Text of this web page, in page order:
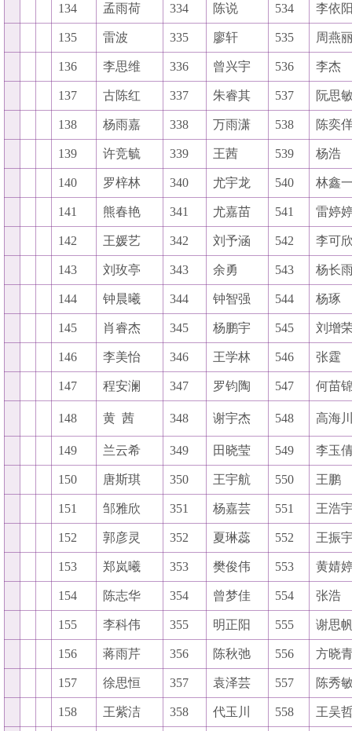
134 孟雨荷 334 陈说 534 李依
135 雷波 335 廖轩 535 周燕
136 李思维 336 曾兴宇 536 李杰
137 古陈红 337 朱睿其 537 阮思
138 杨雨嘉 338 万雨潇 538 陈奕
139 许竞毓 339 王茜 539 杨浩
140 罗梓林 340 尤宇龙 540 林鑫
141 熊春艳 341 尤嘉苗 541 雷婷
142 王媛艺 342 刘予涵 542 李可
143 刘玫亭 343 余勇 543 杨长
144 钟晨曦 344 钟智强 544 杨琢
145 肖睿杰 345 杨鹏宇 545 刘增
146 李美怡 346 王学林 546 张霆
147 程安澜 347 罗钧陶 547 何苗
148 黄 茜 348 谢宇杰 548 高海
149 兰云希 349 田晓莹 549 李玉
150 唐斯琪 350 王宇航 550 王鹏
151 邹雅欣 351 杨嘉芸 551 王浩
152 郭彦灵 352 夏琳蕊 552 王振
153 郑岚曦 353 樊俊伟 553 黄婧
154 陈志华 354 曾梦佳 554 张浩
155 李科伟 355 明正阳 555 谢思
156 蒋雨芹 356 陈秋弛 556 方晓
157 徐思恒 357 袁泽芸 557 陈秀
158 王紫洁 358 代玉川 558 王吴